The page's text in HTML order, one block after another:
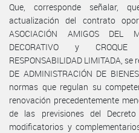
Que, corresponde señalar,
actualización del contrato
ASOCIACIÓN AMIGOS DEL
DECORATIVO y
RESPONSABILIDAD LIMITADA,
DE ADMINISTRACIÓN DE
normas que regulan su
renovación precedentemente
de las previsiones del
modificatorios y